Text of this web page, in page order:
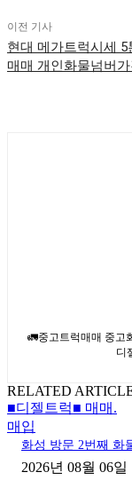
이전 기사
현대 메가트럭시세 5
매매 개인화물넘버가
🚛중고트럭매매 중고
디
RELATED
■디젤트럭■ 매매.
매입
화성 방문 2번째 화
2026년 08월 06일